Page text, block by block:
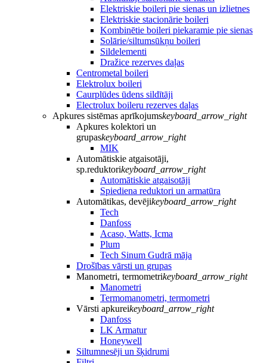
Elektriskie boileri pie sienas un izlietnes
Elektriskie stacionārie boileri
Kombinētie boileri piekaramie pie sienas
Solārie/siltumsūkņu boileri
Sildelementi
Dražice rezerves daļas
Centrometal boileri
Elektrolux boileri
Caurplūdes ūdens sildītāji
Electrolux boileru rezerves daļas
Apkures sistēmas aprīkojumskeyboard_arrow_right
Apkures kolektori un
grupaskeyboard_arrow_right
MIK
Automātiskie atgaisotāji,
sp.reduktorikeyboard_arrow_right
Automātiskie atgaisotāji
Spiediena reduktori un armatūra
Automātikas, devējikeyboard_arrow_right
Tech
Danfoss
Acaso, Watts, Icma
Plum
Tech Sinum Gudrā māja
Drošības vārsti un grupas
Manometri, termometrikeyboard_arrow_right
Manometri
Termomanometri, termometri
Vārsti apkureikeyboard_arrow_right
Danfoss
LK Armatur
Honeywell
Siltumnesēji un šķidrumi